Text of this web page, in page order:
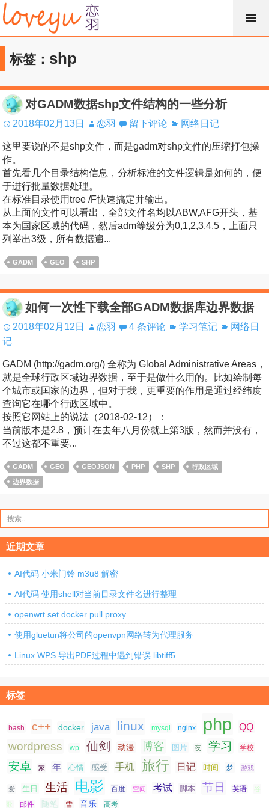
跳
过
内
容标签： shp
对GADM数据shp文件结构的一些分析
2018年02月13日 恋羽 留下评论 网络日记
这里要说的不是shp文件，而是gadm对shp文件的压缩打包操
作。
首先看几个目录结构信息，分析标准的文件逻辑是如何的，便
于进行批量数据处理。
在标准目录使用tree /F快速搞定并输出。
从上面的文件可以看出，全部文件名均以ABW,AFG开头，基
本为国家区域的代码，然后adm等级分为0,1,2,3,4,5，上面只
列举出3级，所有数据遍...
GADM GEO SHP
如何一次性下载全部GADM数据库边界数据
2018年02月12日 恋羽 4 条评论 学习笔记
网络日
记
GADM (http://gadm.org/) 全称为 Global Administrative Areas，
就是全球行政区域边界数据，至于是做什么用的。比如绘制每
个城市或国家的边界，但对于我，更重要的作用是通过经纬度
查询它在哪个行政区域中。
按照它网站上的说法（2018-02-12）：
当前版本是2.8，预计在去年八月份就上第3版，然而并没有，
不过这都不重要...
GADM GEO GEOJSON PHP SHP 行政区域
边界数据
索：
近期文章
AI代码 小米门铃 m3u8 解密
AI代码 使用shell对当前目录文件名进行整理
openwrt set docker pull proxy
使用gluetun将公司的openvpn网络转为代理服务
Linux WPS 导出PDF过程中遇到错误 libtiff5
标签
bash c++ docker java linux mysql nginx php QQ
wordpress wp 仙剑 动漫 博客 图片 夜 学习 学校
安卓 家 年 心情 感受 手机 旅行 日记 时间 梦 游戏
爱 生日 生活 电影 百度 空间 考试 脚本 节日 英语 谷
歌 邮件 随笔 雪 音乐 高考